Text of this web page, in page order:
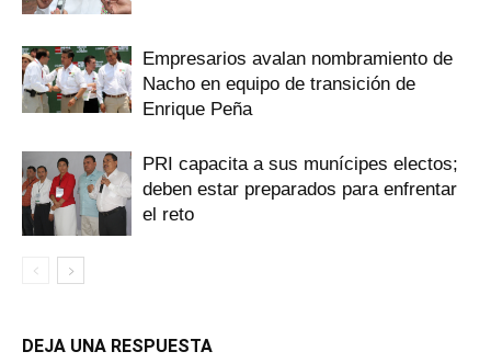
Empresarios avalan nombramiento de
Nacho en equipo de transición de
Enrique Peña
PRI capacita a sus munícipes electos;
deben estar preparados para enfrentar
el reto
DEJA UNA RESPUESTA